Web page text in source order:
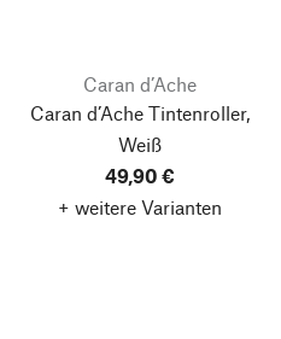
Caran d’Ache
Caran d’Ache Tintenroller,
Weiß
49,90 €
+ weitere Varianten